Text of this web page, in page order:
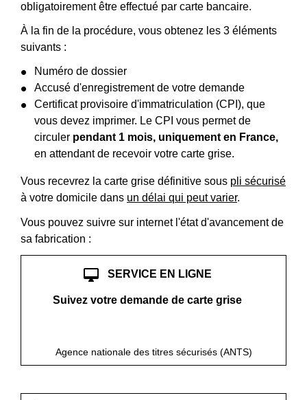
obligatoirement être effectué par carte bancaire.
À la fin de la procédure, vous obtenez les 3 éléments
suivants :
Numéro de dossier
Accusé d'enregistrement de votre demande
Certificat provisoire d'immatriculation (CPI), que
vous devez imprimer. Le CPI vous permet de
circuler pendant 1 mois, uniquement en France,
en attendant de recevoir votre carte grise.
Vous recevrez la carte grise définitive sous pli sécurisé
à votre domicile dans un délai qui peut varier.
Vous pouvez suivre sur internet l'état d'avancement de
sa fabrication :
desktop_mac SERVICE EN LIGNE
Suivez votre demande de carte grise
Agence nationale des titres sécurisés (ANTS)